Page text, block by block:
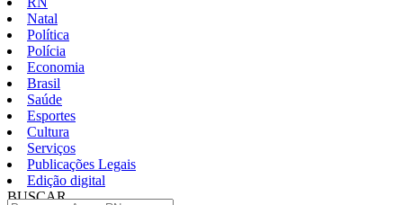
Natal
Política
Polícia
Economia
Brasil
Saúde
Esportes
Cultura
Serviços
Publicações Legais
Edição digital
BUSCAR